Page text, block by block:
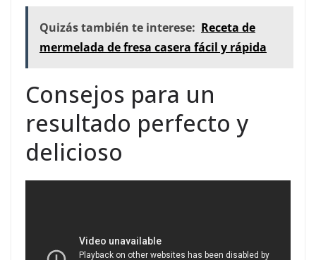
Quizás también te interese: Receta de
mermelada de fresa casera fácil y rápida
Consejos para un
resultado perfecto y
delicioso